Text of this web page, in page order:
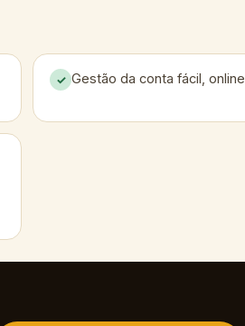
✓ Gestão da conta fácil, online